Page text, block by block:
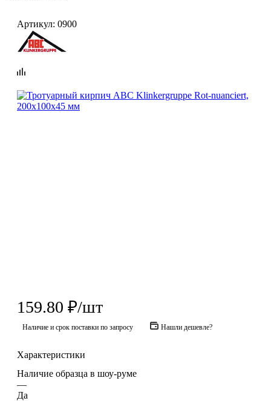
Артикул: 0900
159.80 ₽/шт
Наличие и срок поставки по запросу Нашли дешевле?
Характеристики
Наличие образца в шоу-руме
—
Да